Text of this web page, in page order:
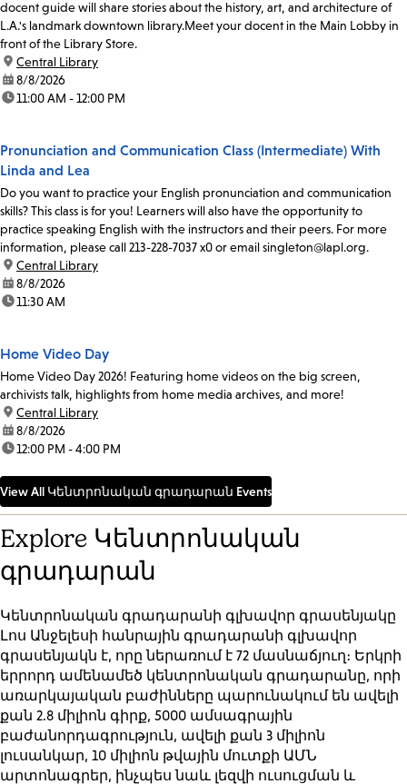
docent guide will share stories about the history, art, and architecture of
L.A.'s landmark downtown library.Meet your docent in the Main Lobby in
front of the Library Store.
location:
Central Library
date:8/8/2026
time:11:00 AM - 12:00 PM
Pronunciation and Communication Class (Intermediate) With
Linda and Lea
Do you want to practice your English pronunciation and communication
skills? This class is for you! Learners will also have the opportunity to
practice speaking English with the instructors and their peers. For more
information, please call 213-228-7037 x0 or email singleton@lapl.org.
location:
Central Library
date:8/8/2026
time:11:30 AM
Home Video Day
Home Video Day 2026! Featuring home videos on the big screen,
archivists talk, highlights from home media archives, and more!
location:
Central Library
date:8/8/2026
time:12:00 PM - 4:00 PM
View All Կենտրոնական գրադարան Events
Explore Կենտրոնական
գրադարան
Կենտրոնական գրադարանի գլխավոր գրասենյակը
Լոս Անջելեսի հանրային գրադարանի գլխավոր
գրասենյակն է, որը ներառում է 72 մասնաճյուղ։ Երկրի
երրորդ ամենամեծ կենտրոնական գրադարանը, որի
առարկայական բաժինները պարունակում են ավելի
քան 2.8 միլիոն գիրք, 5000 ամսագրային
բաժանորդագրություն, ավելի քան 3 միլիոն
լուսանկար, 10 միլիոն թվային մուտքի ԱՄՆ
արտոնագրեր, ինչպես նաև լեզվի ուսուցման և